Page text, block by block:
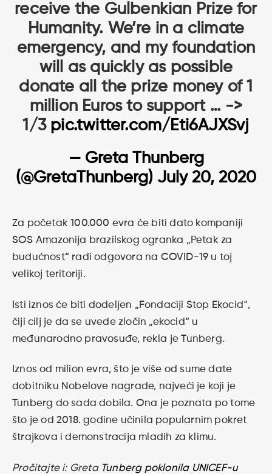
receive the Gulbenkian Prize for
Humanity. We’re in a climate
emergency, and my foundation
will as quickly as possible
donate all the prize money of 1
million Euros to support … ->
1/3 pic.twitter.com/Eti6AJXSvj
— Greta Thunberg
(@GretaThunberg) July 20, 2020
Za početak 100.000 evra će biti dato kompaniji
SOS Amazonija brazilskog ogranka „Petak za
budućnost“ radi odgovora na COVID-19 u toj
velikoj teritoriji.
Isti iznos će biti dodeljen „Fondaciji Stop Ekocid“,
čiji cilj je da se uvede zločin „ekocid“ u
međunarodno pravosuđe, rekla je Tunberg.
Iznos od milion evra, što je više od sume date
dobitniku Nobelove nagrade, najveći je koji je
Tunberg do sada dobila. Ona je poznata po tome
što je od 2018. godine učinila popularnim pokret
štrajkova i demonstracija mladih za klimu.
Pročitajte i: Greta Tunberg poklonila UNICEF-u